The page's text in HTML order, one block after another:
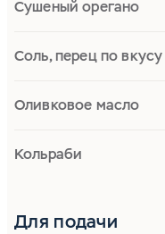
Сушеный орегано
Соль, перец по вкусу
Оливковое масло
Кольраби
Для подачи